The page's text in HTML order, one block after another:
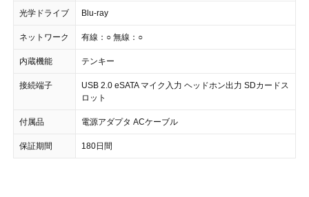
光学ドライブ Blu-ray
ネットワーク 有線：○ 無線：○
内蔵機能 テンキー
接続端子
USB 2.0 eSATA マイク入力 ヘッドホン出力 SDカードス
ロット
付属品 電源アダプタ ACケーブル
保証期間 180日間